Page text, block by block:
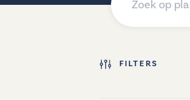
FILTERS